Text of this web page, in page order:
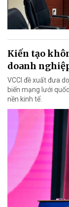
Kiến tạo
doanh
VCCI đề xuất đưa
biến mạng lưới
nền kinh tế.